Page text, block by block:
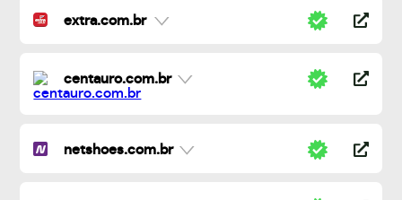
extra.com.br
centauro.com.br
netshoes.com.br